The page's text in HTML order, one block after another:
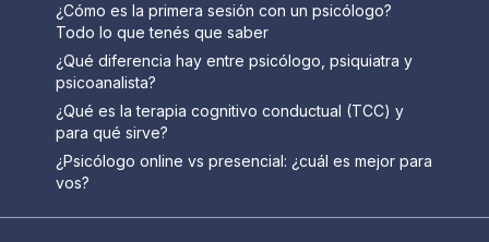
¿Cómo es la primera sesión con un psicólogo?
Todo lo que tenés que saber
¿Qué diferencia hay entre psicólogo, psiquiatra y
psicoanalista?
¿Qué es la terapia cognitivo conductual (TCC) y
para qué sirve?
¿Psicólogo online vs presencial: ¿cuál es mejor para
vos?